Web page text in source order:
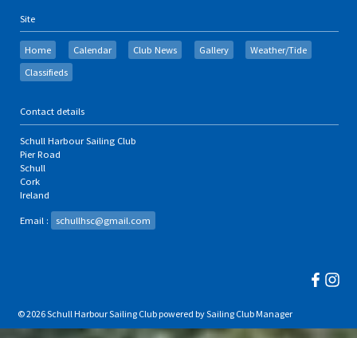
Site
Home Calendar Club News Gallery
Weather/Tide
Classifieds
Contact details
Schull Harbour Sailing Club
Pier Road
Schull
Cork
Ireland
Email : schullhsc@gmail.com
© 2026 Schull Harbour Sailing Clubpowered bySailing Club Manager